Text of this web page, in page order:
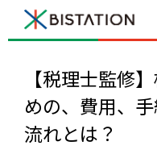
【税理士監修
めの、費用、
流れとは？